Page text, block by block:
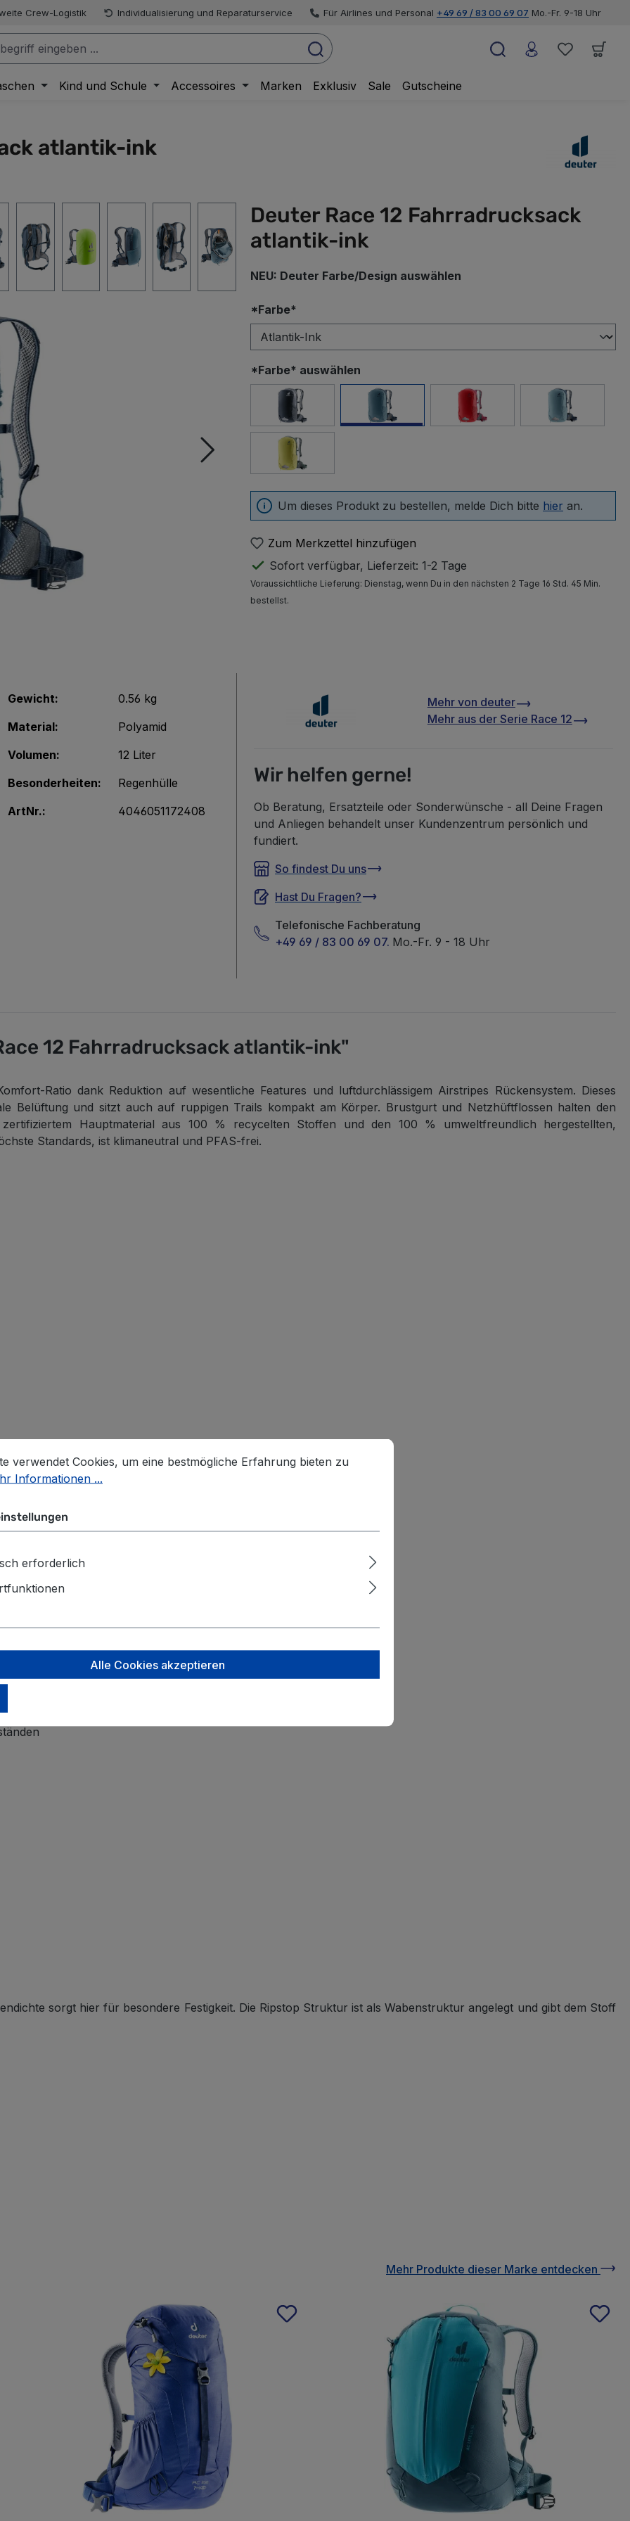
Crew-Logistik Individualisierung und Reparaturservice Für Airlines und Personal +49 69 / 83 00 69 07 Mo.-Fr. 9-18 Uhr
Kind und Schule Accessoires Marken Exklusiv Sale Gutscheine
atlantik-ink
Deuter Race 12 Fahrradrucksack
atlantik-ink
NEU: Deuter Farbe/Design auswählen
*Farbe*
*Farbe* auswählen
Black atlantik-ink cherry-masala lake-ink
sprout-ivy
Um dieses Produkt zu bestellen, melde Dich bitte hier an.
Zum Merkzettel hinzufügen
Sofort verfügbar, Lieferzeit: 1-2 Tage
Voraussichtliche Lieferung: Dienstag, wenn Du in den nächsten 2 Tage 16 Std. 45 Min.
bestellst.
Gewicht:
0.56 kg
Material:
Polyamid
Volumen:
12 Liter
Besonderheiten:
Regenhülle
ArtNr.: 4046051172408
Mehr von deuter
Mehr aus der Serie Race 12
Wir helfen gerne!
Ob Beratung, Ersatzteile oder Sonderwünsche - all Deine Fragen
und Anliegen behandelt unser Kundenzentrum persönlich und
fundiert.
So findest Du uns
Hast Du Fragen?
Telefonische Fachberatung
+49 69 / 83 00 69 07. Mo.-Fr. 9 - 18 Uhr
12 Fahrradrucksack atlantik-ink"
Ratio dank Reduktion auf wesentliche Features und luftdurchlässigem Airstripes Rückensystem. Dieses
Belüftung und sitzt auch auf ruppigen Trails kompakt am Körper. Brustgurt und Netzhüftflossen halten den
Hauptmaterial aus 100 % recycelten Stoffen und den 100 % umweltfreundlich hergestellten,
Standards, ist klimaneutral und PFAS-frei.
enthalten)
Trinkblase
sorgt hier für besondere Festigkeit. Die Ripstop Struktur ist als Wabenstruktur angelegt und gibt dem Stoff
Mehr Produkte dieser Marke entdecken
Cookies, um eine bestmögliche Erfahrung bieten zu können.
Mehr Informationen ...
verwendet Cookies, um eine bestmögliche Erfahrung bieten zu
Informationen ...
erforderlich
Alle Cookies akzeptieren